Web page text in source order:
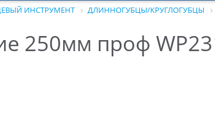
ИНСТРУМЕНТ ДЛИННОГУБЦЫ/КРУГЛОГУБЦЫ
250мм проф